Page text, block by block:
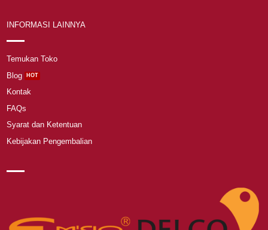
INFORMASI LAINNYA
Temukan Toko
Blog
Kontak
FAQs
Syarat dan Ketentuan
Kebijakan Pengembalian